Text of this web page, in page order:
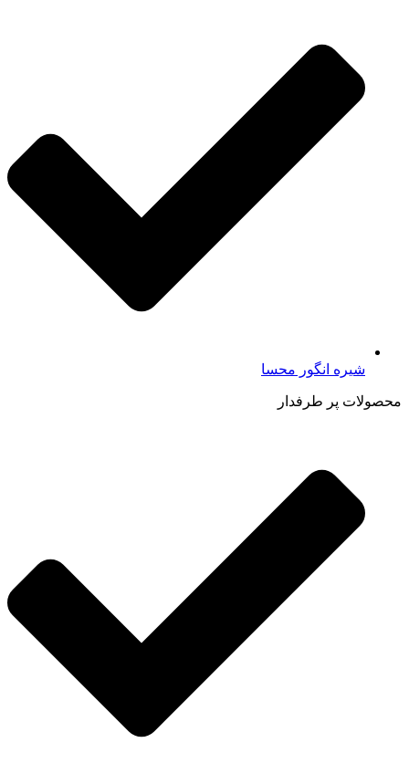
شیره انگور محسا
محصولات پر طرفدار